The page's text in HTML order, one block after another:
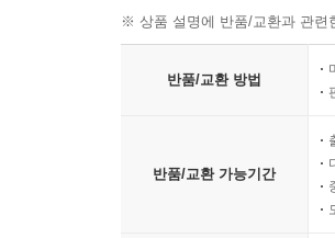
※ 상품 설명에 반품/교환과 관련
반품/교환 방법
반품/교환 가능기간